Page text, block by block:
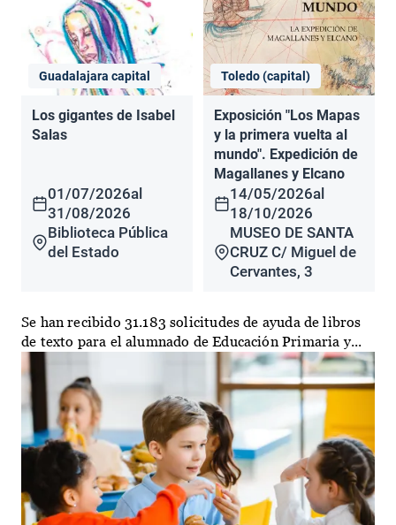
Guadalajara capital
Los gigantes de Isabel
Salas
01/07/2026al
31/08/2026
Biblioteca Pública
del Estado
Toledo (capital)
Exposición "Los Mapas
y la primera vuelta al
mundo". Expedición de
Magallanes y Elcano
14/05/2026al
18/10/2026
MUSEO DE SANTA
CRUZ C/ Miguel de
Cervantes, 3
Se han recibido 31.183 solicitudes de ayuda de libros
de texto para el alumnado de Educación Primaria y...